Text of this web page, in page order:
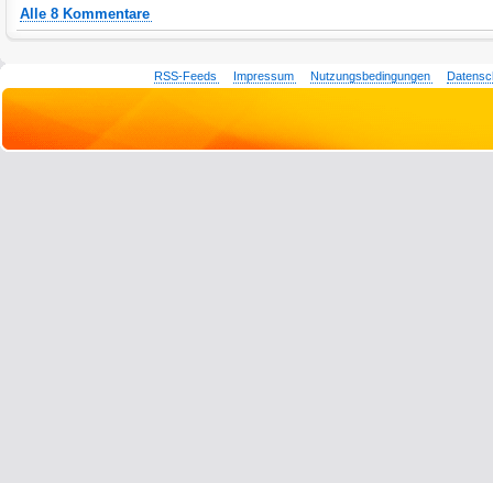
Alle 8 Kommentare
RSS-Feeds Impressum Nutzungsbedingungen